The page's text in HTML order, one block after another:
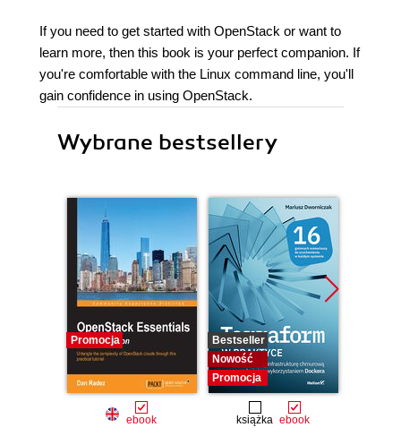
If you need to get started with OpenStack or want to
learn more, then this book is your perfect companion. If
you're comfortable with the Linux command line, you'll
gain confidence in using OpenStack.
Wybrane bestsellery
Promocja
ebook
Bestseller
Nowość
Promocja
książka ebook